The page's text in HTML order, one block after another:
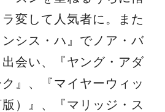
変して人気者に。また
シス・ハ』でノア・バ
会い、『ヤング・アダ
』、『マイヤーウィッ
）』、『マリッジ・ス